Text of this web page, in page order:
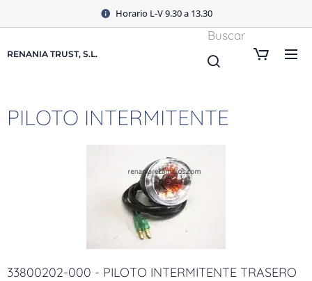
Horario L-V 9.30 a 13.30
RENANIA TRUST, S.L.
Buscar
PILOTO INTERMITENTE
33800202-000 - PILOTO INTERMITENTE TRASERO